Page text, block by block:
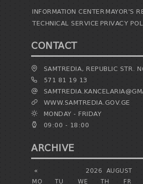
INFORMATION CENTERMAYOR'S
TECHNICAL SERVICE PRIVACY
CONTACT
SAMTREDIA, REPUBLIC STR.
571 81 19 13
WWW.SAMTREDIA.GOV.GE
MONDAY - FRIDAY
09:00 - 18:00
ARCHIVE
« 2026
AUGUST
MO
TU WE TH FR